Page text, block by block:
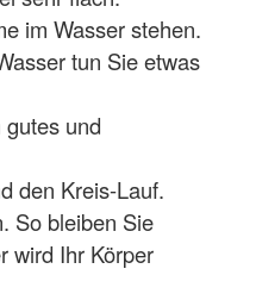
im Wasser stehen.
tun Sie etwas
und
den Kreis-Lauf.
So bleiben Sie
wird Ihr Körper